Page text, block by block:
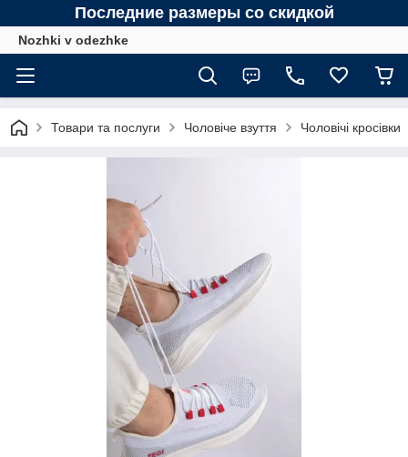
Последние размеры со скидкой
Nozhki v odezhke
Товари та послуги Чоловіче взуття Чоловічі кросівки